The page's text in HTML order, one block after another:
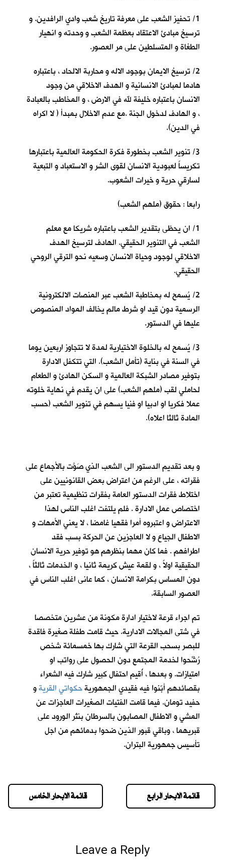
1/ تحفيز الشعب على معرفة تاريخ شعب وادي الرافدين. و
ترسيخ مبادئ الاعتقاد بعظمة الشعب و وحدته و انهيار
الطغاة و المتسلطين على مر العصور.
2/ ترسيخ الايمان بوجود الاله و محاربة الالحاد ، باعتباره
هادما لمبادئ الانسانية و الهدف الاخلاقي من وجود
الانسان باعتباره خليفة لله في الارض ، و المخاطب بالعبادة
، و الهادف لدخول الجنة .مع عدم الاخلال بمبدأ ( لا اكراه
في الدين).
3/ تنوير الشعب بخطورة فكرة الحكومة العالمية باعتبارها
تكريساً لعبودية الانسان لقوى الشر و الاستعباد و التبعية
لسارقي حرية و خيرات الشعوب.
رابعا : حقوق (ملهم الشعب)
1/ ان يحظى بتقدير الشعب باعتباره شريكا مع معلم
الشعب في التنوير الحقيقي. الهادف لترسيخ الهدف
الاخلاقي لوجود وحياة الانسان وسعيه نحو الترقي الروحي
الحقيقي.
2/ يُسمح له بمخاطبة الشعب عبر المنصات الالكترونية
الرسمية دون قيد او شرط مالم يخالف المواد المنصوص
عليها في الدستور.
3/ يُسمح له بالخلوة الاختيارية لمدة لا تتجاوز اربعين يوما
في السنة في بناية (تأمل الشعب). التي تتكفل الادارة
بتوفير مصادر الشبكة العالمية و السكن الهادئ و الطعام
لحاملي لقب (ملهم الشعب) على ان يقدم في نهاية خلوته
عملا فكريا او ادبيا او فنيا يسهم في تنوير الشعب (حسب
المادة ثالثا اعلاه).
و بعد تقديم الدستور الى الشعب الذي صَوَّت بالأجماع على
فقراته ، على الرغم من اعتراض بعض القانونيين على
اختلاط فقرات الدستور العامة بفقرات تنظيمية تعتبر من
اختصاص عمل الادارة . فلم يلتفت اغلب الناس لهذا
الاعتراض و اعتبروه أمرا فقهيا غامضا ، لا يعني الأمهات و
الاطفال الجياع و لا العاجزين عن الحركة بسب فقد
اطرافهم . فما كان مهما بنظرهم هو توفير حرية الانسان
الحقيقية اولاً ، و لقمة عيش كريمة ثانيا ، و الخدمات ثالثاً ،
دون المساس بكرامة الانسان ، كما عانى اغلب الناس في
العصور السابقة.
تم اجراء قرعة لاختيار ادارة مكونة من عشرين متخصصا
في شتى المجالات الادارية. حيث قامت طفلة صغيرة فاقدة
للبصر بسحب القرعة التي شارك بها خمسمائة شخص
رُشِّحوا لخدمة المجتمع دون الحصول على رواتب او
امتيازات. و بعدها ، أُقيم احتفال كبير شارك فيه الشعراء
بقصائدهم أبّنوا فيه فقيدي الجمهوريةحكواتي القريةو
حفيد تومان. فيما قامت الفتيات الصغيرات العاجزات عن
المشي و الاطفال المصابون بالسرطان بنثر الورود على
قبريهما ، وباقي قبور الذين ضحوا بدمائهم من اجل
تأسيس جمهورية البتران.
قائمة الابحار الخامس قائمة الابحار الرابع
Leave a Reply